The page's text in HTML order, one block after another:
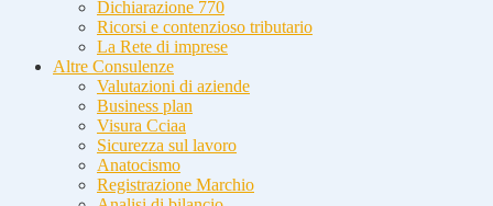
Dichiarazione 770
Ricorsi e contenzioso tributario
La Rete di imprese
Altre Consulenze
Valutazioni di aziende
Business plan
Visura Cciaa
Sicurezza sul lavoro
Anatocismo
Registrazione Marchio